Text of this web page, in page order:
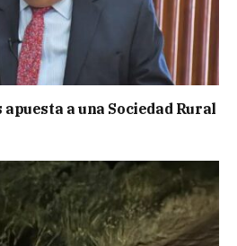
a una Sociedad Rural